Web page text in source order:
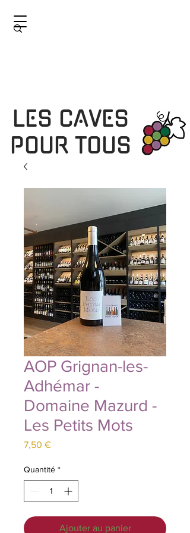
LES CAVES
POUR TOUS
AOP Grignan-les-
Adhémar -
Domaine Mazurd -
Les Petits Mots
7,50 €Prix
Quantité *
Ajouter au panier